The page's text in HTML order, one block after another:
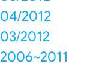
04/2012
03/2012
2006~2011